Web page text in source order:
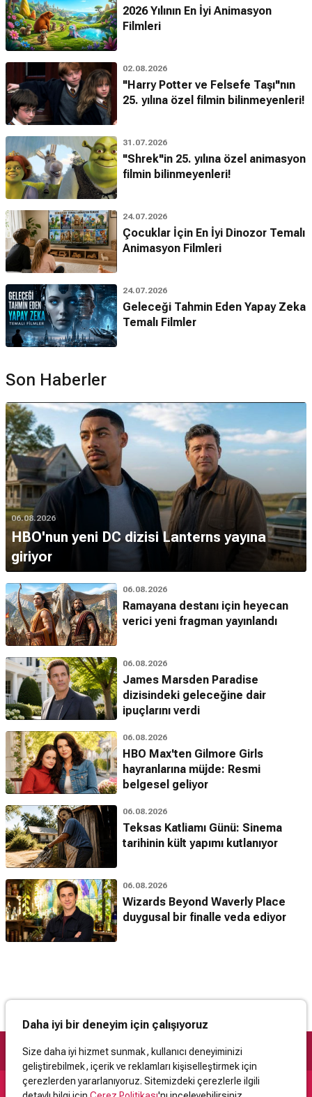
2026 Yılının En İyi Animasyon
Filmleri
02.08.2026
"Harry Potter ve Felsefe Taşı"nın
25. yılına özel filmin bilinmeyenleri!
31.07.2026
"Shrek"in 25. yılına özel animasyon
filmin bilinmeyenleri!
24.07.2026
Çocuklar İçin En İyi Dinozor Temalı
Animasyon Filmleri
24.07.2026
Geleceği Tahmin Eden Yapay Zeka
Temalı Filmler
Son Haberler
06.08.2026
HBO'nun yeni DC dizisi Lanterns yayına
giriyor
06.08.2026
Ramayana destanı için heyecan
verici yeni fragman yayınlandı
06.08.2026
James Marsden Paradise
dizisindeki geleceğine dair
ipuçlarını verdi
06.08.2026
HBO Max'ten Gilmore Girls
hayranlarına müjde: Resmi
belgesel geliyor
06.08.2026
Teksas Katliamı Günü: Sinema
tarihinin kült yapımı kutlanıyor
06.08.2026
Wizards Beyond Waverly Place
duygusal bir finalle veda ediyor
Daha iyi bir deneyim için çalışıyoruz
Size daha iyi hizmet sunmak, kullanıcı deneyiminizi
geliştirebilmek, içerik ve reklamları kişiselleştirmek için
çerezlerden yararlanıyoruz. Sitemizdeki çerezlerle ilgili